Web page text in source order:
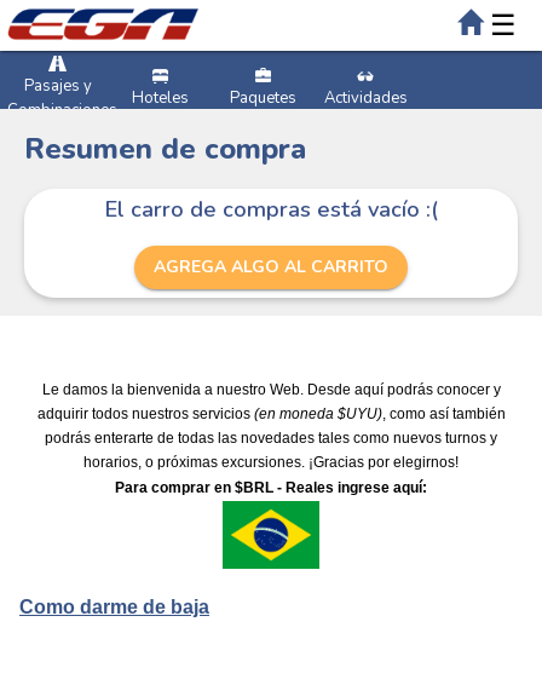
☰
Pasajes y
Combinaciones
Hoteles Paquetes Actividades
Resumen de compra
El carro de compras está vacío :(
AGREGA ALGO AL CARRITO
Le damos la bienvenida a nuestro Web. Desde aquí podrás conocer y
adquirir todos nuestros servicios (en moneda $UYU), como así también
podrás enterarte de todas las novedades tales como nuevos turnos y
horarios, o próximas excursiones. ¡Gracias por elegirnos!
Para comprar en $BRL - Reales ingrese aquí:
Como darme de baja